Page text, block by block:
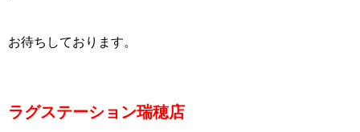
お待ちしております。
ラグステーション瑞穂店